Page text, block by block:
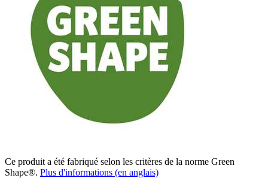
Ce produit a été fabriqué selon les critères de la norme Green
Shape®. Plus d'informations (en anglais)